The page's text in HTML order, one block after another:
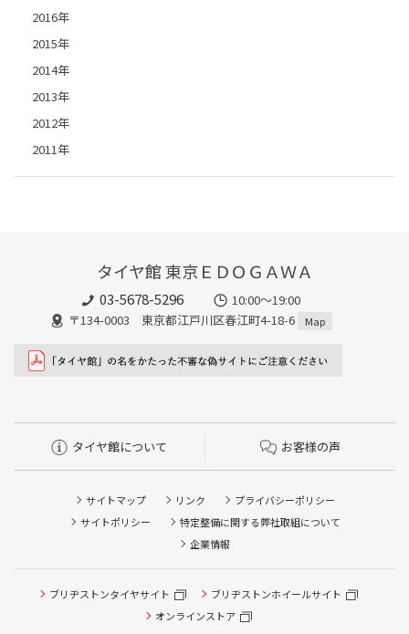
2016年
2015年
2014年
2013年
2012年
2011年
タイヤ館 東京ＥＤＯＧＡＷＡ
03-5678-5296
10:00～19:00
〒134-0003 東京都江戸川区春江町4-18-6
Map
タイヤ館について お客様の声
サイトマップ リンク
プライバシーポリシー
サイトポリシー
特定整備に関する弊社取組について
企業情報
ブリヂストンタイヤサイト
ブリヂストンホイールサイト
オンラインストア